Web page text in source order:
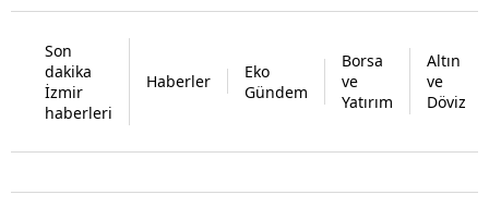
Son
dakika
İzmir
haberleri
Haberler
Eko
Gündem
Borsa
ve
Yatırım
Altın
ve
Döviz